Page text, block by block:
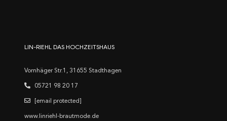
LIN-RIEHL DAS HOCHZEITSHAUS
Vornhäger Str.1, 31655 Stadthagen
05721 98 20 17
[email protected]
www.linriehl-brautmode.de